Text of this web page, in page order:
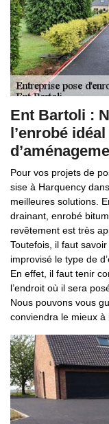
Ent Bartoli :
l’enrobé
Pour vos projets de
sise à Harquency
meilleures solutions.
drainant, enrobé
revêtement est très
Toutefois, il faut
improvisé le type de
En effet, il faut tenir
l’endroit où il sera
Nous pouvons vous
conviendra le mieux à